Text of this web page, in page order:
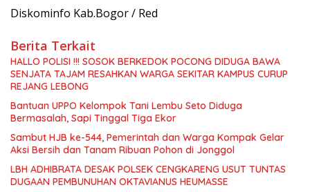
Diskominfo Kab.Bogor / Red
Berita Terkait
HALLO POLISI !!! SOSOK BERKEDOK POCONG DIDUGA BAWA
SENJATA TAJAM RESAHKAN WARGA SEKITAR KAMPUS CURUP
REJANG LEBONG
Bantuan UPPO Kelompok Tani Lembu Seto Diduga
Bermasalah, Sapi Tinggal Tiga Ekor
Sambut HJB ke-544, Pemerintah dan Warga Kompak Gelar
Aksi Bersih dan Tanam Ribuan Pohon di Jonggol
LBH ADHIBRATA DESAK POLSEK CENGKARENG USUT TUNTAS
DUGAAN PEMBUNUHAN OKTAVIANUS HEUMASSE